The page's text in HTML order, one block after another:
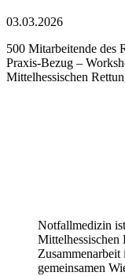
03.03.2026
500 Mitarbeitende des
Praxis-Bezug –
Mittelhessischen
Notfallmedizin
Mittelhessischen
gemeinsamen